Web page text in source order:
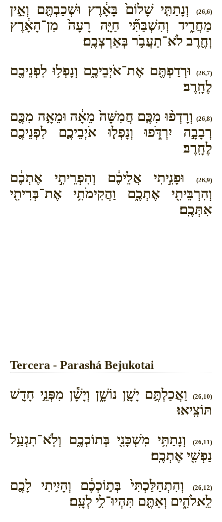
(26,6)
וְנָתַתִּ֤י שָׁלוֹם֙ בָּאָ֔רֶץ וּשְׁכַבְתֶּ֖ם וְאֵ֣ין
מַחֲרִ֑יד וְהִשְׁבַּתִּ֞י חַיָּ֤ה רָעָה֙ מִן־הָאָ֔רֶץ
וְחֶ֖רֶב לֹא־תַעֲבֹ֥ר בְּאַרְצְכֶֽם׃
(26,7)
וּרְדַפְתֶּ֖ם אֶת־אֹיְבֵיכֶ֑ם וְנָפְל֥וּ לִפְנֵיכֶ֖ם
לֶחָֽרֶב׃
(26,8)
וְרָדְפ֨וּ מִכֶּ֤ם חֲמִשָּׁה֙ מֵאָ֔ה וּמֵאָ֥ה מִכֶּ֖ם
רְבָבָ֣ה יִרְדֹּ֑פוּ וְנָפְל֧וּ אֹיְבֵיכֶ֛ם לִפְנֵיכֶ֖ם
לֶחָֽרֶב׃
(26,9)
וּפָנִ֣יתִי אֲלֵיכֶ֔ם וְהִפְרֵיתִ֣י אֶתְכֶ֔ם
וְהִרְבֵּיתִ֖י אֶתְכֶ֑ם וַהֲקִימֹתִ֥י אֶת־בְּרִיתִ֖י
אִתְּכֶֽם׃
Tercera - Parashá Bejukotai
(26,10)
וַאֲכַלְתֶּ֥ם יָשָׁ֖ן נוֹשָׁ֑ן וְיָשָׁ֕ן מִפְּנֵ֥י חָדָ֖שׁ
תּוֹצִֽיאוּ׃
(26,11)
וְנָתַתִּ֥י מִשְׁכָּנִ֖י בְּתוֹכְכֶ֑ם וְלֹֽא־תִגְעַ֥ל
נַפְשִׁ֖י אֶתְכֶֽם׃
(26,12)
וְהִתְהַלַּכְתִּי֙ בְּת֣וֹכְכֶ֔ם וְהָיִ֥יתִי לָכֶ֖ם
לֵֽאלֹהִ֑ים וְאַתֶּ֖ם תִּהְיוּ־לִ֥י לְעָֽם׃